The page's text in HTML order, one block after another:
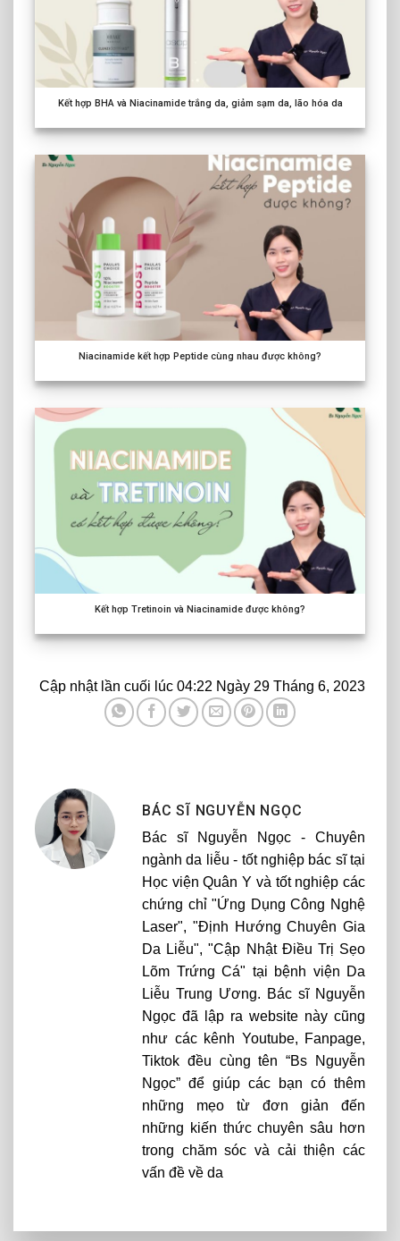
Kết hợp BHA và Niacinamide trắng da, giảm sạm da, lão hóa da
Niacinamide kết hợp Peptide cùng nhau được không?
Kết hợp Tretinoin và Niacinamide được không?
Cập nhật lần cuối lúc 04:22 Ngày 29 Tháng 6, 2023
BÁC SĨ NGUYỄN NGỌC
Bác sĩ Nguyễn Ngọc - Chuyên
ngành da liễu - tốt nghiệp bác sĩ tại
Học viện Quân Y và tốt nghiệp các
chứng chỉ "Ứng Dụng Công Nghệ
Laser", "Định Hướng Chuyên Gia
Da Liễu", "Cập Nhật Điều Trị Sẹo
Lõm Trứng Cá" tại bệnh viện Da
Liễu Trung Ương. Bác sĩ Nguyễn
Ngọc đã lập ra website này cũng
như các kênh Youtube, Fanpage,
Tiktok đều cùng tên “Bs Nguyễn
Ngọc” để giúp các bạn có thêm
những mẹo từ đơn giản đến
những kiến thức chuyên sâu hơn
trong chăm sóc và cải thiện các
vấn đề về da